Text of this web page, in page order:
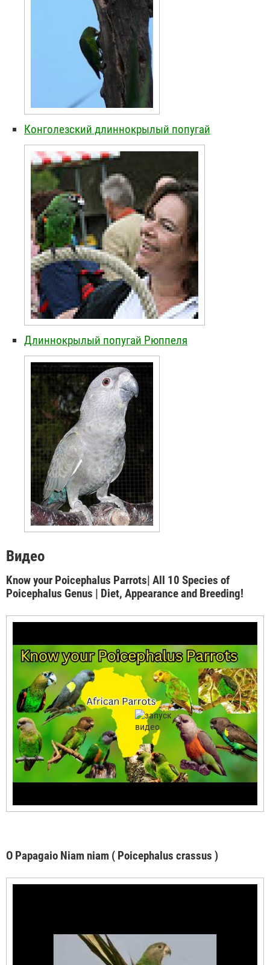
Конголезский длиннокрылый попугай
Длиннокрылый попугай Рюппеля
Видео
Know your Poicephalus Parrots| All 10 Species of
Poicephalus Genus | Diet, Appearance and Breeding!
O Papagaio Niam niam ( Poicephalus crassus )